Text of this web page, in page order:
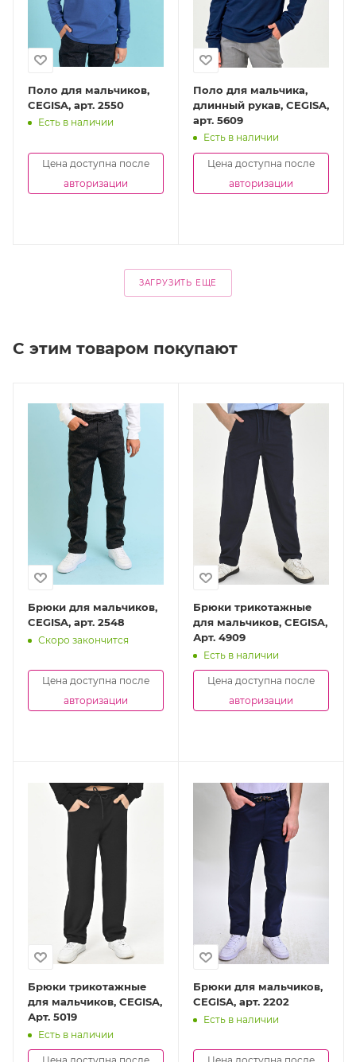
Поло для мальчиков,
CEGISA, арт. 2550
Есть в наличии
Цена доступна после
авторизации
Поло для мальчика,
длинный рукав, CEGISA,
арт. 5609
Есть в наличии
Цена доступна после
авторизации
ЗАГРУЗИТЬ ЕЩЕ
С этим товаром покупают
Брюки для мальчиков,
CEGISA, арт. 2548
Скоро закончится
Цена доступна после
авторизации
Брюки трикотажные
для мальчиков, CEGISA,
Арт. 4909
Есть в наличии
Цена доступна после
авторизации
Брюки трикотажные
для мальчиков, CEGISA,
Арт. 5019
Есть в наличии
Брюки для мальчиков,
CEGISA, арт. 2202
Есть в наличии